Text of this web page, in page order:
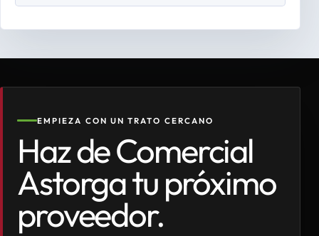
EMPIEZA CON UN TRATO CERCANO
Haz de Comercial
Astorga tu próximo
proveedor.